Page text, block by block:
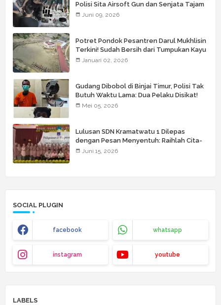
Polisi Sita Airsoft Gun dan Senjata Tajam
Juni 09, 2026
Potret Pondok Pesantren Darul Mukhlisin
Terkini! Sudah Bersih dari Tumpukan Kayu
Januari 02, 2026
Gudang Dibobol di Binjai Timur, Polisi Tak
Butuh Waktu Lama: Dua Pelaku Disikat!
Mei 05, 2026
Lulusan SDN Kramatwatu 1 Dilepas
dengan Pesan Menyentuh: Raihlah Cita-
Cita Setinggi Langit
Juni 15, 2026
SOCIAL PLUGIN
facebook whatsapp
instagram youtube
LABELS